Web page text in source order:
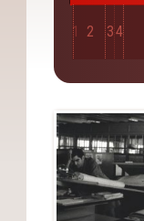
1 2 34